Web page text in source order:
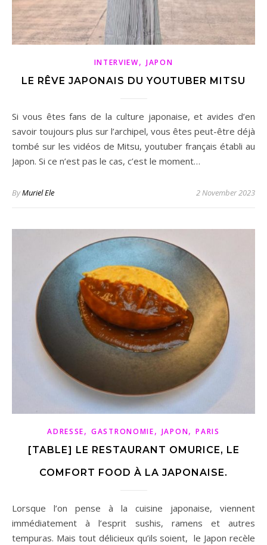
INTERVIEW, JAPON
LE RÊVE JAPONAIS DU YOUTUBER MITSU
Si vous êtes fans de la culture japonaise, et avides d’en
savoir toujours plus sur l’archipel, vous êtes peut-être déjà
tombé sur les vidéos de Mitsu, youtuber français établi au
Japon. Si ce n’est pas le cas, c’est le moment…
ByMuriel Ele 2 November 2023
ADRESSE,GASTRONOMIE, JAPON,PARIS
[TABLE] LE RESTAURANT OMURICE, LE
COMFORT FOOD À LA JAPONAISE.
Lorsque l’on pense à la cuisine japonaise, viennent
immédiatement à l’esprit sushis, ramens et autres
tempuras. Mais tout délicieux qu’ils soient, le Japon recèle